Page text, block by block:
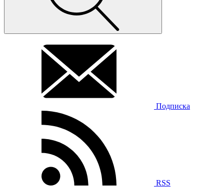
Подписка
RSS